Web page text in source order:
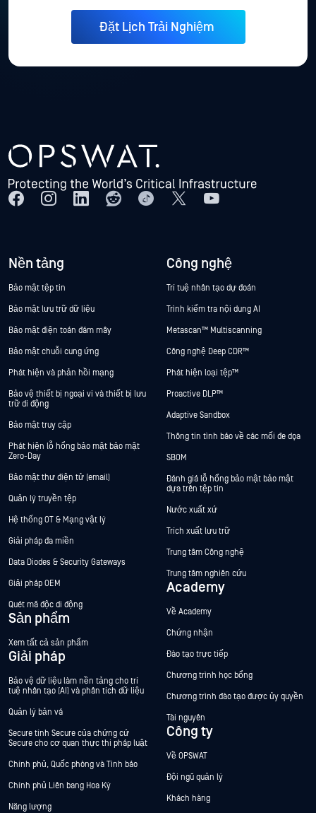
Nền tảng
Bảo mật tệp tin
Bảo mật lưu trữ dữ liệu
Bảo mật điện toán đám mây
Bảo mật chuỗi cung ứng
Phát hiện và phản hồi mạng
Bảo vệ thiết bị ngoại vi và thiết bị lưu
trữ di động
Bảo mật truy cập
Phát hiện lỗ hổng bảo mật bảo mật
Zero-Day
Bảo mật thư điện tử (email)
Quản lý truyền tệp
Hệ thống OT & Mạng vật lý
Giải pháp đa miền
Data Diodes & Security Gateways
Giải pháp OEM
Quét mã độc di động
Sản phẩm
Xem tất cả sản phẩm
Giải pháp
Bảo vệ dữ liệu làm nền tảng cho trí
tuệ nhân tạo (AI) và phân tích dữ liệu
Quản lý bản vá
Secure tính Secure của chứng cứ
Secure cho cơ quan thực thi pháp luật
Chính phủ, Quốc phòng và Tình báo
Chính phủ Liên bang Hoa Kỳ
Năng lượng
Công nghệ
Trí tuệ nhân tạo dự đoán
Trình kiểm tra nội dung AI
Metascan™ Multiscanning
Công nghệ Deep CDR™
Phát hiện loại tệp™
Proactive DLP™
Adaptive Sandbox
Thông tin tình báo về các mối đe dọa
SBOM
Đánh giá lỗ hổng bảo mật bảo mật
dựa trên tệp tin
Nước xuất xứ
Trích xuất lưu trữ
Trung tâm Công nghệ
Trung tâm nghiên cứu
Academy
Về Academy
Chứng nhận
Đào tạo trực tiếp
Chương trình học bổng
Chương trình đào tạo được ủy quyền
Tài nguyên
Công ty
Về OPSWAT
Đội ngũ quản lý
Khách hàng